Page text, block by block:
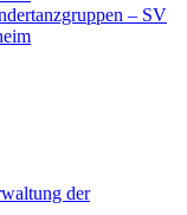
– SV
der